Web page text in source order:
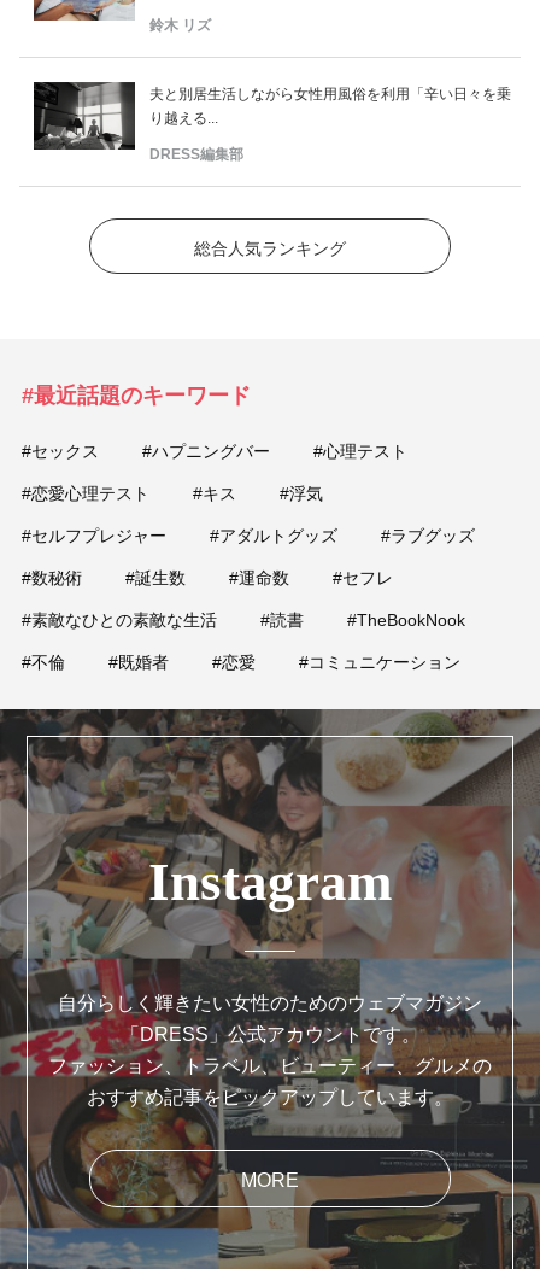
鈴木 リズ
夫と別居生活しながら女性用風俗を利用「辛い日々を乗
り越える...
DRESS編集部
総合人気ランキング
#最近話題のキーワード
#セックス #ハプニングバー #心理テスト
#恋愛心理テスト #キス #浮気
#セルフプレジャー #アダルトグッズ #ラブグッズ
#数秘術 #誕生数 #運命数 #セフレ
#素敵なひとの素敵な生活 #読書 #TheBookNook
#不倫 #既婚者 #恋愛 #コミュニケーション
Instagram
自分らしく輝きたい女性のためのウェブマガジン
「DRESS」公式アカウントです。
ファッション、トラベル、ビューティー、グルメの
おすすめ記事をピックアップしています。
MORE